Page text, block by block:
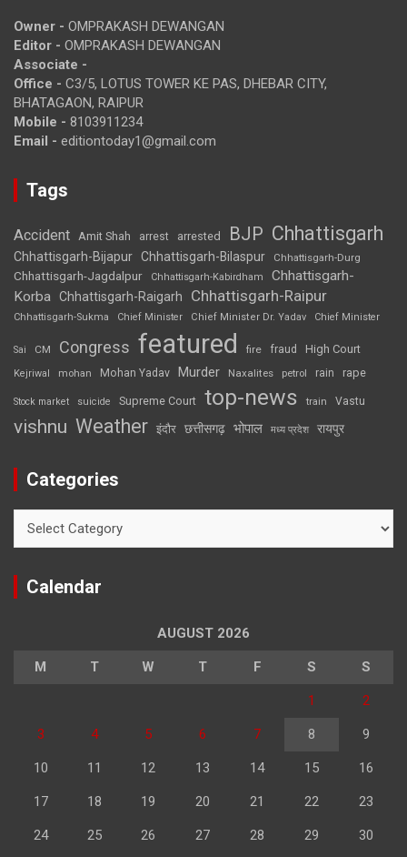
Owner - OMPRAKASH DEWANGAN
Editor - OMPRAKASH DEWANGAN
Associate -
Office - C3/5, LOTUS TOWER KE PAS, DHEBAR CITY,
BHATAGAON, RAIPUR
Mobile - 8103911234
Email - editiontoday1@gmail.com
Tags
Accident Amit Shah arrest arrested BJP Chhattisgarh
Chhattisgarh-Bijapur Chhattisgarh-Bilaspur Chhattisgarh-Durg
Chhattisgarh-Jagdalpur Chhattisgarh-Kabirdham
Chhattisgarh-
Korba Chhattisgarh-Raigarh Chhattisgarh-Raipur
Chhattisgarh-Sukma Chief Minister Chief Minister Dr. Yadav Chief Minister
Sai CM Congress featured fire fraud High Court
Kejriwal mohan Mohan Yadav Murder Naxalites petrol rain rape
Stock market suicide Supreme Court top-news train Vastu
vishnu Weather इंदौर छत्तीसगढ़ भोपाल मध्य प्रदेश रायपुर
Categories
Calendar
AUGUST 2026
M T W T F S S
1 2
3 4 5 6 7 8 9
10 11 12 13 14 15 16
17 18 19 20 21 22 23
24 25 26 27 28 29 30